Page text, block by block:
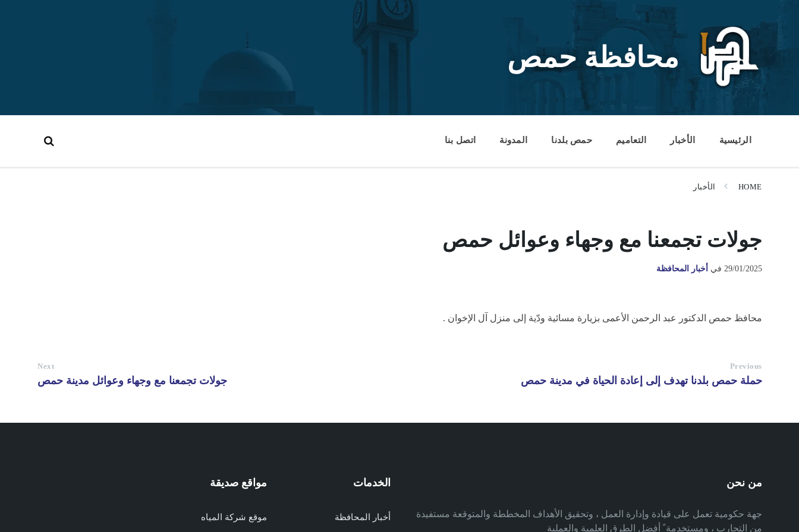
content
محافظة حمص
الرئيسية الأخبار التعاميم حمص بلدنا المدونة اتصل بنا
HOME الأخبار
جولات تجمعنا مع وجهاء وعوائل حمص
29/01/2025 في أخبار المحافظة
محافظ حمص الدكتور عبد الرحمن الأعمى بزيارة مسائية ودّية إلى منزل آل الإخوان .
Previous
حملة حمص بلدنا تهدف إلى إعادة الحياة في مدينة حمص
Next
جولات تجمعنا مع وجهاء وعوائل مدينة حمص
من نحن
جهة حكومية تعمل على قيادة وإدارة العمل ، وتحقيق الأهداف المخططة والمتوقعة مستفيدة
من التجارب ، ومستخدمة ً أفضل الطرق العلمية والعملية
الخدمات
أخبار المحافظة
مواقع صديقة
موقع شركة المياه